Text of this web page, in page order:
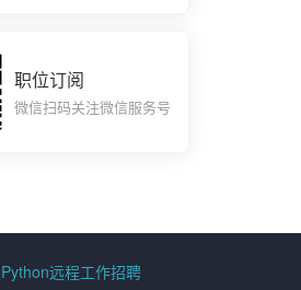
职位订阅
微信扫码关注微信服务号
Python远程工作招聘